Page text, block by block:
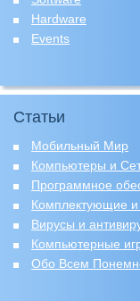
Hardware
Events
Статьи
Мобильный Мир
Компьютеры и
Программное
Комплектующие
Вирусы и
Компьютерные
Обо Всем